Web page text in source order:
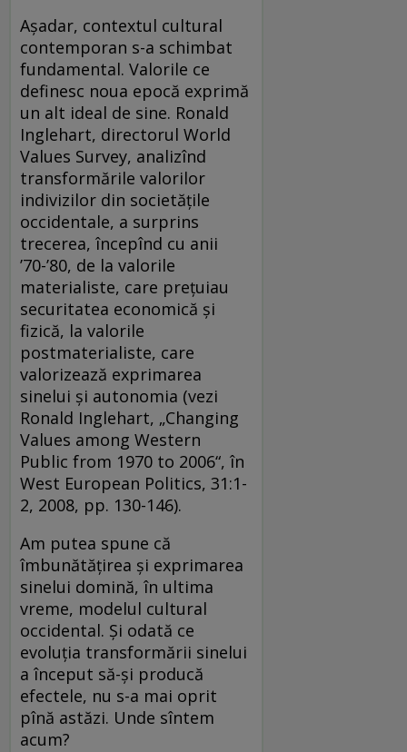
Așadar, contextul cultural
contemporan s-a schimbat
fundamental. Valorile ce
definesc noua epocă exprimă
un alt ideal de sine. Ronald
Inglehart, directorul World
Values Survey, analizînd
transformările valorilor
indivizilor din societățile
occidentale, a surprins
trecerea, începînd cu anii
’70-’80, de la valorile
materialiste, care prețuiau
securitatea economică și
fizică, la valorile
postmaterialiste, care
valorizează exprimarea
sinelui și autonomia (vezi
Ronald Inglehart, „Changing
Values among Western
Public from 1970 to 2006“, în
West European Politics, 31:1-
2, 2008, pp. 130-146).
Am putea spune că
îmbunătățirea și exprimarea
sinelui domină, în ultima
vreme, modelul cultural
occidental. Și odată ce
evoluția transformării sinelui
a început să-și producă
efectele, nu s-a mai oprit
pînă astăzi. Unde sîntem
acum?